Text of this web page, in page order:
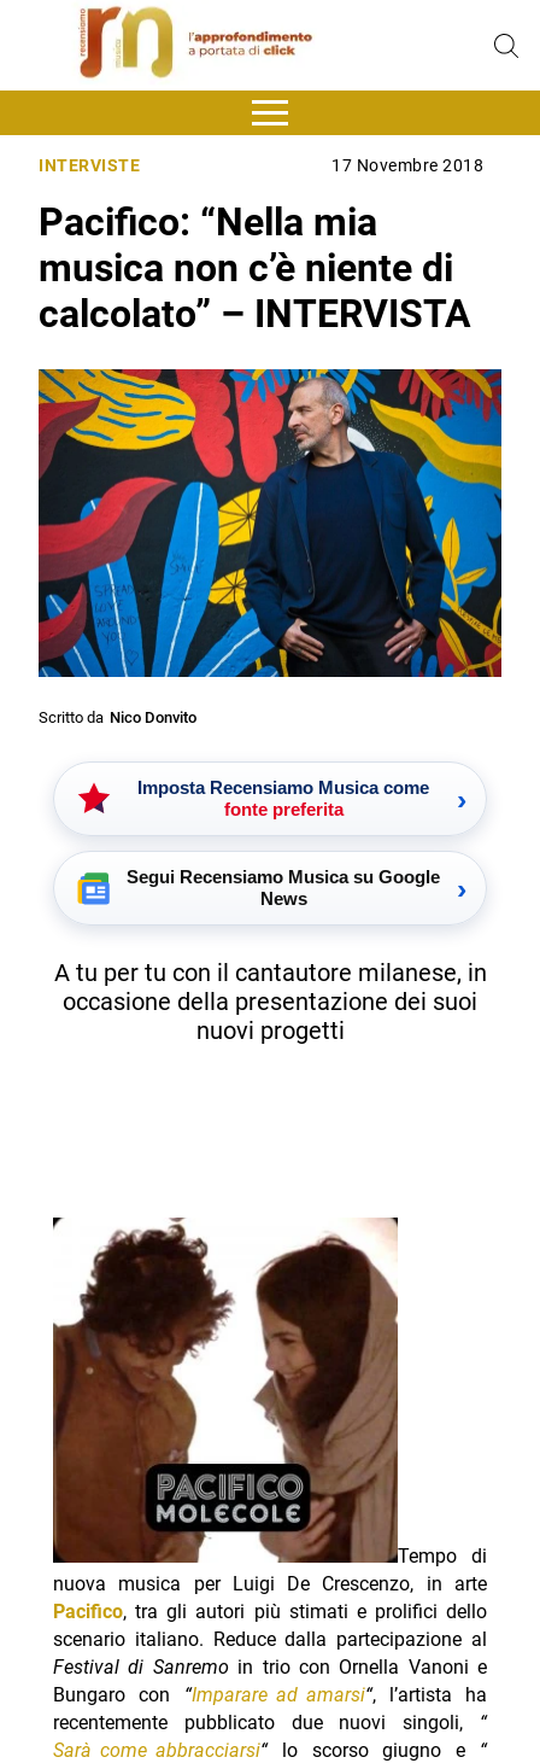
INTERVISTE 17 Novembre 2018
Pacifico: “Nella mia
musica non c’è niente di
calcolato” – INTERVISTA
Scritto da Nico Donvito
Imposta Recensiamo Musica come
fonte preferita
›
Segui Recensiamo Musica su Google
News
›
A tu per tu con il cantautore milanese, in
occasione della presentazione dei suoi
nuovi progetti
Tempo di
nuova musica per Luigi De Crescenzo, in arte
Pacifico, tra gli autori più stimati e prolifici dello
scenario italiano. Reduce dalla partecipazione al
Festival di Sanremoin trio con Ornella Vanoni e
Bungaro con “Imparare ad amarsi“, l’artista ha
recentemente pubblicato due nuovi singoli, “
Sarà come abbracciarsi“lo scorso giugno e “